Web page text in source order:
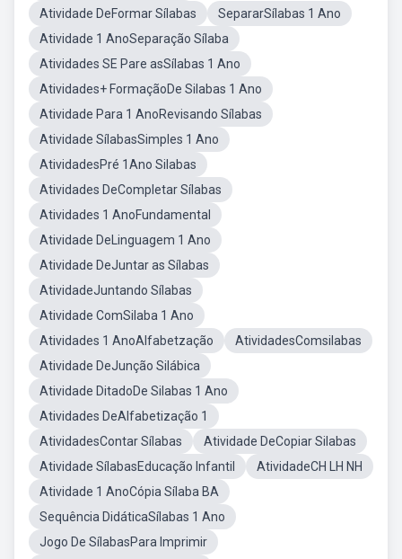
Atividade DeFormar Sílabas
SepararSílabas 1 Ano
Atividade 1 AnoSeparação Sílaba
Atividades SE Pare asSílabas 1 Ano
Atividades+ FormaçãoDe Silabas 1 Ano
Atividade Para 1 AnoRevisando Sílabas
Atividade SílabasSimples 1 Ano
AtividadesPré 1Ano Silabas
Atividades DeCompletar Sílabas
Atividades 1 AnoFundamental
Atividade DeLinguagem 1 Ano
Atividade DeJuntar as Sílabas
AtividadeJuntando Sílabas
Atividade ComSilaba 1 Ano
Atividades 1 AnoAlfabetzação
AtividadesComsilabas
Atividade DeJunção Silábica
Atividade DitadoDe Silabas 1 Ano
Atividades DeAlfabetização 1
AtividadesContar Sílabas
Atividade DeCopiar Silabas
Atividade SílabasEducação Infantil
AtividadeCH LH NH
Atividade 1 AnoCópia Sílaba BA
Sequência DidáticaSílabas 1 Ano
Jogo De SílabasPara Imprimir